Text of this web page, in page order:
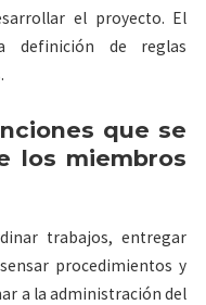
el proyecto. El
definición de reglas
que se
los miembros
trabajos, entregar
procedimientos y
a la administración del